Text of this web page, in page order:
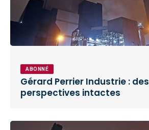
ABONNÉ
Gérard Perrier Industrie : des
perspectives intactes